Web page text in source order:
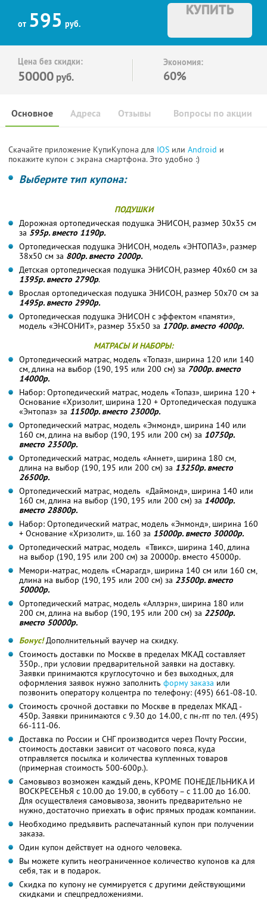
от 595 руб.
КУПИТЬ
Цена без скидки:
50000 руб.
Экономия:
60%
Основное Отзывы Вопросы по акции
Адреса
Скачайте приложение КупиКупона для IOS или Android и
покажите купон с экрана смартфона. Это удобно :)
Выберите тип купона:
ПОДУШКИ
Дорожная ортопедическая подушка ЭНИСОН, размер 30х35 см
за 595р. вместо 1190р.
Ортопедическая подушка ЭНИСОН, модель «ЭНТОПАЗ», размер
38х50 см за 800р. вместо 2000р.
Детская ортопедическая подушка ЭНИСОН, размер 40х60 см за
1395р. вместо 2790р.
Врослая ортопедическая подушка ЭНИСОН, размер 50х70 см за
1495р. вместо 2990р.
Ортопедическая подушка ЭНИСОН с эффектом «памяти»,
модель «ЭНСОНИТ», размер 35х50 за 1700р. вместо 4000р.
МАТРАСЫ И НАБОРЫ:
Ортопедический матрас, модель «Топаз», ширина 120 или 140
см, длина на выбор (190, 195 или 200 см) за 7000р. вместо
14000р.
Набор: Ортопедический матрас, модель «Топаз», ширина 120 +
Основание «Хризолит, ширина 120 + Ортопедическая подушка
«Энтопаз» за 11500р. вместо 23000р.
Ортопедический матрас, модель «Энмонд», ширина 140 или
160 см, длина на выбор (190, 195 или 200 см) за 10750р.
вместо 23500р.
Ортопедический матрас, модель «Аннет», ширина 180 см,
длина на выбор (190, 195 или 200 см) за 13250р. вместо
26500р.
Ортопедический матрас, модель «Даймонд», ширина 140 или
160 см, длина на выбор (190, 195 или 200 см) за 14000р.
вместо 28800р.
Набор: Ортопедический матрас, модель «Энмонд», ширина 160
+ Основание «Хризолит», ш. 160 за 15000р. вместо 30000р.
Ортопедический матрас, модель «Твикс», ширина 140, длина
на выбор (190, 195 или 200 см) за 20000р. вместо 45000р.
Мемори-матрас, модель «Смарагд», ширина 140 см или 160 см,
длина на выбор (190, 195 или 200 см) за 23500р. вместо
50000р.
Ортопедический матрас, модель «Аллэрн», ширина 180 или
200 см, длина на выбор (190, 195 или 200 см) за 22500р.
вместо 50000р.
Бонус!Дополнительный ваучер на скидку.
Стоимость доставки по Москве в пределах МКАД составляет
350р., при условии предварительной заявки на доставку.
Заявки принимаются круглосуточно и без выходных, для
оформления заявок нужно заполнить форму заказа или
позвонить оператору колцентра по телефону: (495) 661-08-10.
Стоимость срочной доставки по Москве в пределах МКАД -
450р. Заявки принимаются с 9.30 до 14.00, с пн.-пт по тел. (495)
66-111-06.
Доставка по России и СНГ производится через Почту России,
стоимость доставки зависит от часового пояса, куда
отправляется посылка и количества купленных товаров
(примерная стоимость 500-600р.).
Самовывоз возможен каждый день, КРОМЕ ПОНЕДЕЛЬНИКА И
ВОСКРЕСЕНЬЯ с 10.00 до 19.00, в субботу – с 11.00 до 16.00.
Для осуществлеия самовывоза, звонить предварительно не
нужно, достаточно приехать в офис прямых продаж компании.
Необходимо предъявить распечатанный купон при получении
заказа.
Один купон действует на одного человека.
Вы можете купить неограниченное количество купонов ка для
себя, так и в подарок.
Скидка по купону не суммируется с другими действующими
скидками и спецпредложениями.